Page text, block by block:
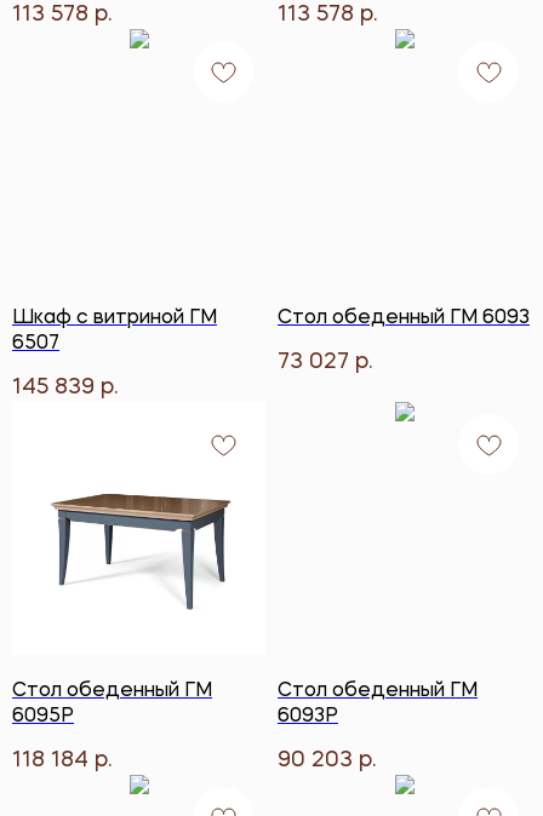
113 578 р. 113 578 р.
Шкаф с витриной ГМ
6507
145 839 р.
Стол обеденный ГМ 6093
73 027 р.
Стол обеденный ГМ
6095Р
118 184 р.
Стол обеденный ГМ
6093Р
90 203 р.